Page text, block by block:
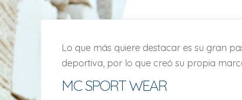
Lo que más quiere destacar es su gran
deportiva, por lo que creó su propia
MC SPORT WEAR